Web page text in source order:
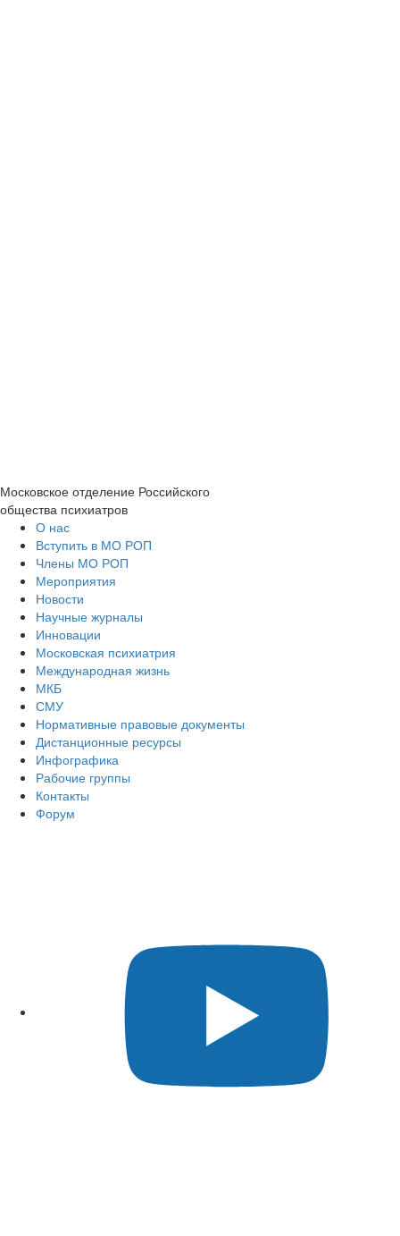
Московское отделение Российского
общества психиатров
О нас
Вступить в МО РОП
Члены МО РОП
Мероприятия
Новости
Научные журналы
Инновации
Московская психиатрия
Международная жизнь
МКБ
СМУ
Нормативные правовые документы
Дистанционные ресурсы
Инфографика
Рабочие группы
Контакты
Форум